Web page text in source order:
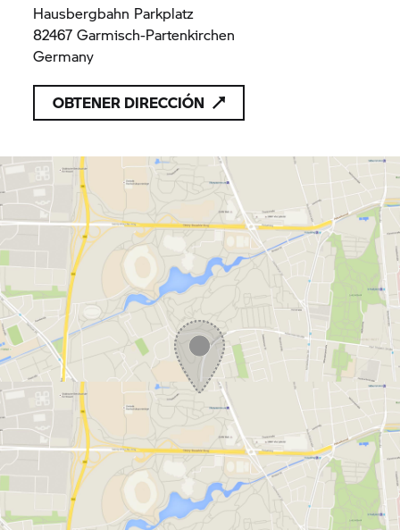
Hausbergbahn Parkplatz
82467 Garmisch-Partenkirchen
Germany
OBTENER DIRECCIÓN